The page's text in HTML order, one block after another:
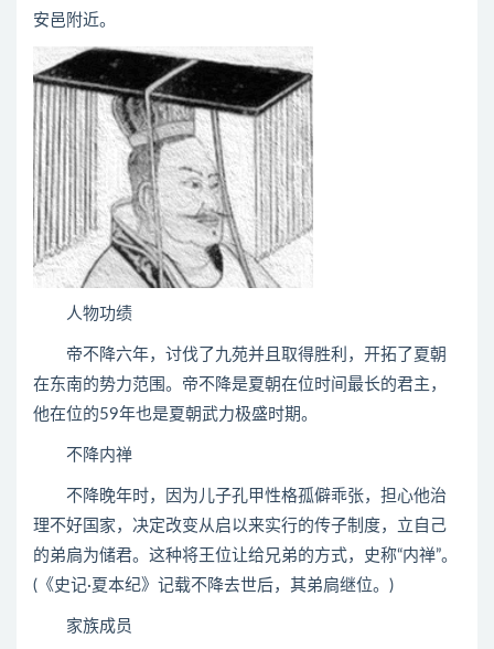
安邑附近。
人物功绩
帝不降六年，讨伐了九苑并且取得胜利，开拓了夏朝
在东南的势力范围。帝不降是夏朝在位时间最长的君主，
他在位的59年也是夏朝武力极盛时期。
不降内禅
不降晚年时，因为儿子孔甲性格孤僻乖张，担心他治
理不好国家，决定改变从启以来实行的传子制度，立自己
的弟扃为储君。这种将王位让给兄弟的方式，史称“内禅”。
(《史记·夏本纪》记载不降去世后，其弟扃继位。)
家族成员